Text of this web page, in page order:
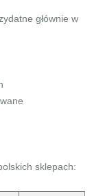
głównie w
sklepach: